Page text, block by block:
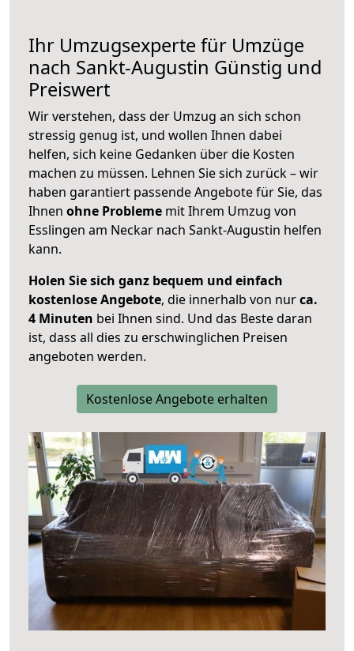
Ihr Umzugsexperte für Umzüge
nach Sankt-Augustin Günstig und
Preiswert
Wir verstehen, dass der Umzug an sich schon
stressig genug ist, und wollen Ihnen dabei
helfen, sich keine Gedanken über die Kosten
machen zu müssen. Lehnen Sie sich zurück – wir
haben garantiert passende Angebote für Sie, das
Ihnen ohne Probleme mit Ihrem Umzug von
Esslingen am Neckar nach Sankt-Augustin helfen
kann.
Holen Sie sich ganz bequem und einfach
kostenlose Angebote, die innerhalb von nurca.
4 Minuten bei Ihnen sind. Und das Beste daran
ist, dass all dies zu erschwinglichen Preisen
angeboten werden.
Kostenlose Angebote erhalten